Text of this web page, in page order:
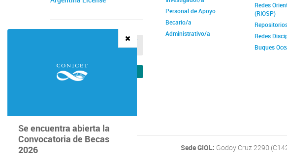
Comunicación
Institucional
Se encuentra abierta la
Convocatoria de Becas
2026
VER REGISTRO DE OBSEQUIOS Y
VIAJES DE FUNCIONARIOS
VER VERIFICADOR DE RECIBOS
Personal de Apoyo
Becario/a
Administrativo/a
Redes
(RIOSP)
Redes
Buques
Sede GIOL: Godoy Cruz 2290